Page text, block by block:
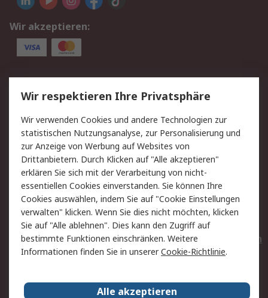
Wir akzeptieren:
Service
Value Added Services
Lieferlösungen
Rücksendungen
Kontakt
Hilfe
Privatkunden
Rechtliches
AGB
Datenschutz
Cookie-Richtlinie
Zahlungsbedingungen
Copyright/Impressum
Entsorgung
Elektrogeräte/Batterien
RS weltweit
Wir respektieren Ihre Privatsphäre
Wir verwenden Cookies und andere Technologien zur
statistischen Nutzungsanalyse, zur Personalisierung und
zur Anzeige von Werbung auf Websites von
Drittanbietern. Durch Klicken auf "Alle akzeptieren"
erklären Sie sich mit der Verarbeitung von nicht-
essentiellen Cookies einverstanden. Sie können Ihre
Cookies auswählen, indem Sie auf "Cookie Einstellungen
verwalten" klicken. Wenn Sie dies nicht möchten, klicken
Sie auf "Alle ablehnen". Dies kann den Zugriff auf
bestimmte Funktionen einschränken. Weitere
Informationen finden Sie in unsererCookie-Richtlinie.
Alle akzeptieren